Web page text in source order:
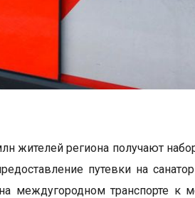
жителей региона получают
путевки на
междугородном транспорте к